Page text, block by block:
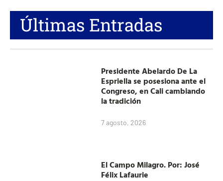
Últimas Entradas
Presidente Abelardo De La
Espriella se posesiona ante el
Congreso, en Cali cambiando
la tradición
7 agosto, 2026
El Campo Milagro. Por: José
Félix Lafaurie